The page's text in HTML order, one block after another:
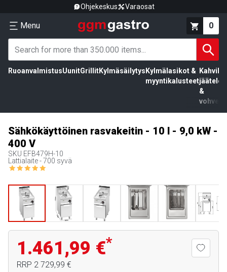
Ohjekeskus Varaosat
Menu 0
RuoanvalmistusUunitGrillitKylmäsäilytys Kylmälasikot &
myyntikalusteet
Kahvila,
jäätelö
&
vohvelit
Sähkökäyttöinen rasvakeitin - 10 l - 9,0 kW -
400 V
SKU EFB479H-10
Lattialaite - 700 syvä
1.461,99 €*
RRP 2 729,99 €